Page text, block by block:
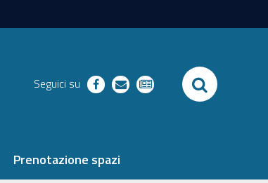
Seguici su facebookrichiestenewsletter SEARCH
Prenotazione spazi